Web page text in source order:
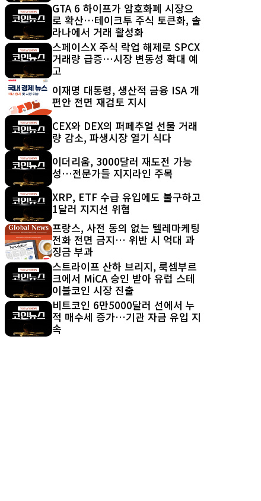
GTA 6 하이프가 암호화폐 시장으
로 확산…테이크투 주식 토큰화, 솔
라나에서 거래 활성화
스페이스X 주식 락업 해제로 SPCX
거래량 급증…시장 변동성 확대 예
고
이재명 대통령, 생산적 금융 ISA 개
편안 전면 재검토 지시
CEX와 DEX의 퍼페추얼 선물 거래
량 감소, 파생시장 열기 식다
이더리움, 3000달러 재도전 가능
성…전문가들 지지라인 주목
XRP, ETF 수급 유입에도 불구하고
1달러 지지선 위협
프랑스, 사전 동의 없는 텔레마케팅
전화 전면 금지… 위반 시 억대 과
징금 부과
스트라이프 산하 브리지, 룩셈부르
크에서 MiCA 승인 받아 유럽 스테
이블코인 시장 진출
비트코인 6만5000달러 선에서 누
적 매수세 증가…기관 자금 유입 지
속